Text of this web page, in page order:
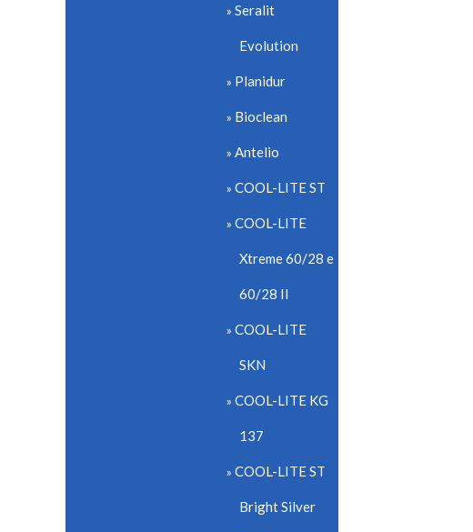
Seralit
Evolution
Planidur
Bioclean
Antelio
COOL-LITE ST
COOL-LITE
Xtreme 60/28 e
60/28 II
COOL-LITE
SKN
COOL-LITE KG
137
COOL-LITE ST
Bright Silver